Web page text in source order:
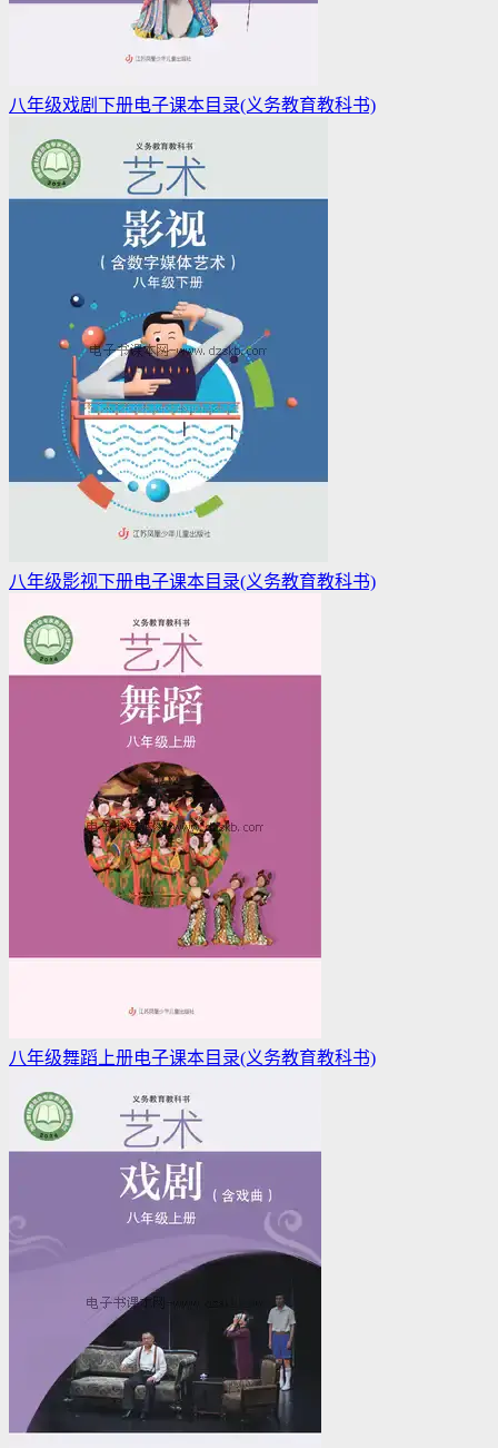
八年级戏剧下册电子课本目录(义务教育教科书)
八年级影视下册电子课本目录(义务教育教科书)
八年级舞蹈上册电子课本目录(义务教育教科书)